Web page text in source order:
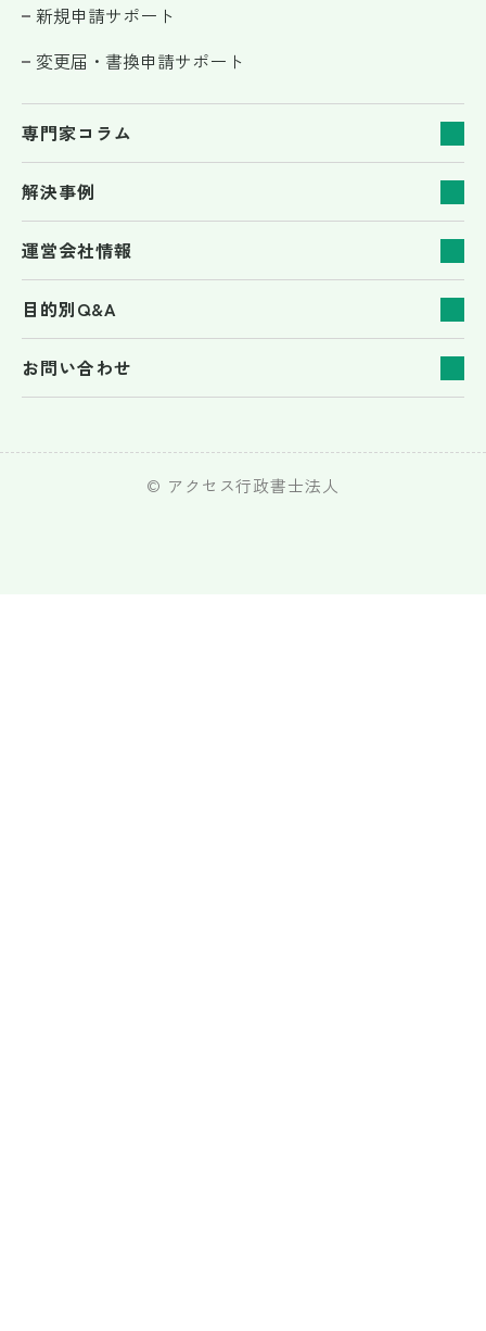
新規申請サポート
変更届・書換申請サポート
専門家コラム
解決事例
運営会社情報
目的別Q&A
お問い合わせ
© アクセス行政書士法人